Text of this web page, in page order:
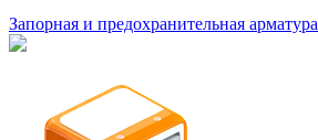
Запорная и предохранительная арматура